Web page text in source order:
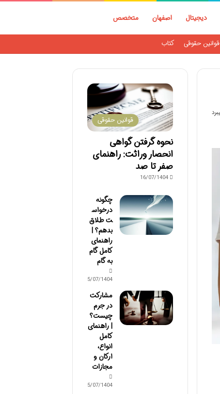
دیجیتال اصفهان متخصص
قوانین حقوقی کتاب
قوانین حقوقی
نحوه گرفتن گواهی
انحصار وراثت: راهنمای
صفر تا صد
16/07/1404
چگونه
درخواس
ت طلاق
بدهم؟ |
راهنمای
کامل گام
به گام
15/07/1404
مشارکت
در جرم
چیست؟
| راهنمای
کامل
انواع،
ارکان و
مجازات
15/07/1404